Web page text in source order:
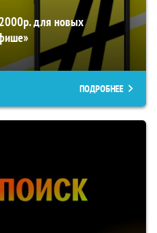
2000р. для новых
ПОДРОБНЕЕ